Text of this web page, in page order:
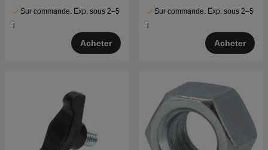
Sur commande. Exp. sous 2–5
j
Acheter
Sur commande. Exp. sous 2–5
j
Acheter